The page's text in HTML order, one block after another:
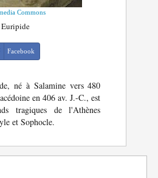
Commons
Euripide
Facebook
né à Salamine vers 480
en 406 av. J.-C., est
tragiques de l'Athènes
et Sophocle.